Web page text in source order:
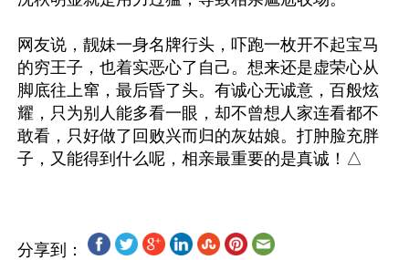
网友说，靓妹一身名牌行头，吓跑一枚开不起宝马
的穷王子，也着实恶心了自己。想来还是虚荣心从
脚底往上窜，最后昏了头。有诚心无诚意，百般炫
耀，只为别人能多看一眼，却不曾想人家连看都不
敢看，只好做了回败兴而归的灰姑娘。打肿脸充胖
分享到：